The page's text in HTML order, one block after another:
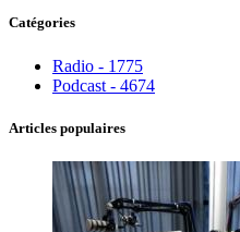
Catégories
Radio - 1775
Podcast - 4674
Articles populaires